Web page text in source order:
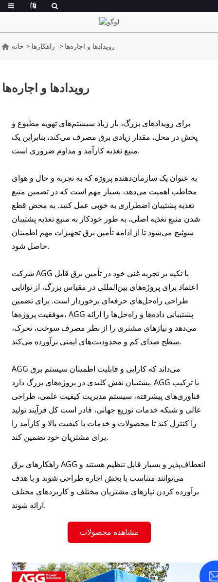
خانه راهکارها رویدادها و اجاره‌ها
رویدادها و اجاره‌ها
برای رویدادهای بزرگ، بار زیاد سیستم‌های تهویه مطبوع و
پخش در محل، مقدار زیادی برق مصرف می‌کند، بنابراین یک
منبع تغذیه کارآمد و مداوم ضروری است.
به عنوان یک سازمان‌دهنده پروژه که به تجربه و حال و هوای
مخاطب اهمیت می‌دهد، بسیار مهم است که در تضمین منبع
تغذیه پشتیبان اضطراری به خوبی عمل کنید. به محض قطع
شدن منبع تغذیه اصلی، به طور خودکار به منبع تغذیه پشتیبان
سوئیچ می‌شود تا از ادامه تأمین برق تجهیزات مهم اطمینان
حاصل شود.
شرکت AGG با تکیه بر تجربه غنی خود در تأمین برق قابل
اعتماد برای پروژه‌های بین‌المللی در مقیاس بزرگ، از توانایی
طراحی راه‌حل‌های حرفه‌ای برخوردار است. برای تضمین
موفقیت پروژه‌ها، AGG پشتیبانی داده‌ها و راه‌حل‌ها را ارائه
می‌دهد و نیازهای مشتری را از نظر مصرف سوخت، تحرک،
سطح صدای کم و محدودیت‌های ایمنی برآورده می‌کند.
AGG می‌داند که کارایی و قابلیت اطمینان سیستم برق
پشتیبان نقش کلیدی در پروژه‌های بزرگ دارد. AGG با ترکیب
فناوری‌های پیشرفته، سیستم مدیریت کیفیت علمی، طراحی
عالی و شبکه خدمات توزیع جهانی، قادر است کل فرآیند تولید
را کنترل کند تا محصولات و خدمات با کیفیت بالا و کارآمد را
برای مشتریان خود تضمین کند.
راهکارهای برق AGG انعطاف‌پذیر و بسیار قابل تنظیم هستند و
می‌توانند متناسب با بخش اجاره طراحی شوند و با هدف
برآورده کردن نیازهای مشتریان مختلف و کاربردهای مختلف
ارائه شوند.
مشاهده محصولات